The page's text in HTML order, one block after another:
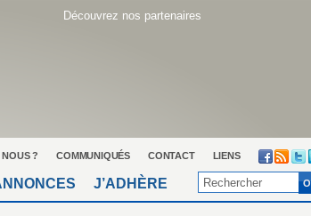
Découvrez nos partenaires
NOUS ? COMMUNIQUÉS CONTACT LIENS
J’ADHÈRE